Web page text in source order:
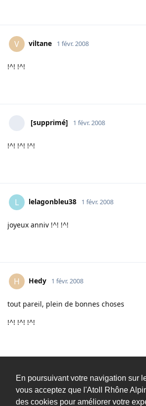
En poursuivant votre navigation sur
vous acceptez que l'Atoll Rhône
des cookies pour améliorer votre
V viltane 1 févr. 2008
!^! !^!
[supprimé] 1 févr. 2008
!^! !^! !^!
L lelagonbleu38 1 févr. 2008
joyeux anniv !^! !^!
H Hedy 1 févr. 2008
tout pareil, plein de bonnes choses
!^! !^! !^!